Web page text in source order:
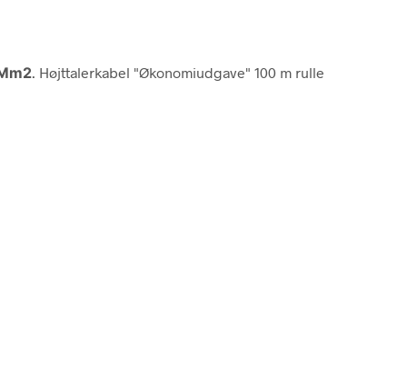
. Højttalerkabel "Økonomiudgave" 100 m rulle